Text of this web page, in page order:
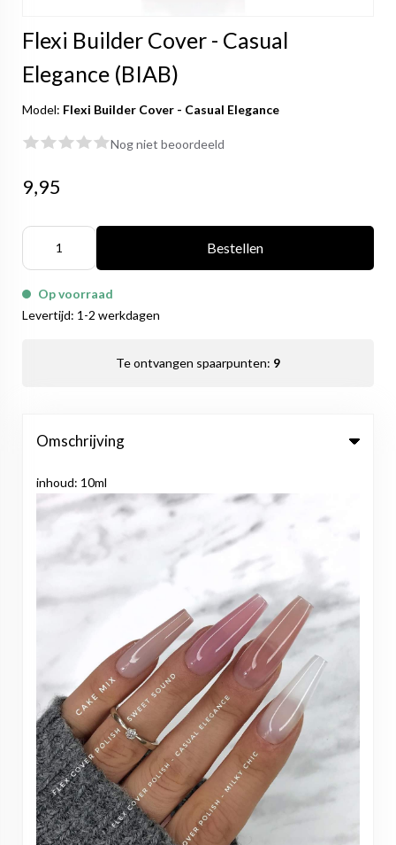
Flexi Builder Cover - Casual
Elegance (BIAB)
Model: Flexi Builder Cover - Casual Elegance
Nog niet beoordeeld
9,95
Bestellen
Op voorraad
Levertijd: 1-2 werkdagen
Te ontvangen spaarpunten: 9
Omschrijving
inhoud: 10ml